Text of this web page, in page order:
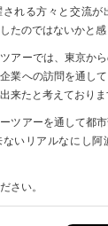
される方々と交流
たのではないかと感
アーでは、東京か
業への訪問を通し
来たと考えておりま
ツアーを通して都
いリアルなにし阿
さい。